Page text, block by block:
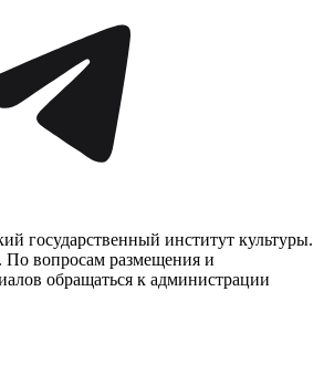
государственный институт культуры.
вопросам размещения и
обращаться к администрации